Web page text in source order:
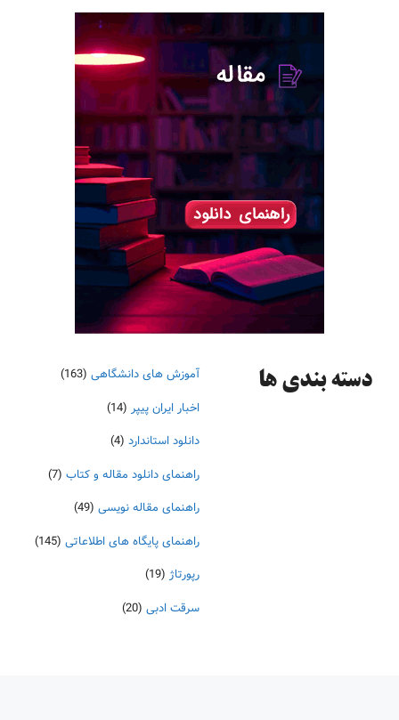
دسته‌ بندی ها آموزش های دانشگاهی (163)
اخبار ایران پیپر (14)
دانلود استاندارد (4)
راهنمای دانلود مقاله و کتاب (7)
راهنمای مقاله نویسی (49)
راهنمای پایگاه های اطلاعاتی (145)
رپورتاژ (19)
سرقت ادبی (20)